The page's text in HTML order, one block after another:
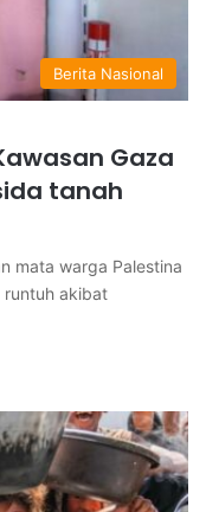
Berita Nasional
Gaza
tanah
mata warga Palestina
runtuh akibat